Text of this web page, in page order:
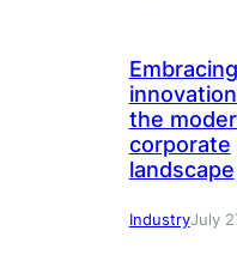
Embracing
the
corporate
landscape
IndustryJuly